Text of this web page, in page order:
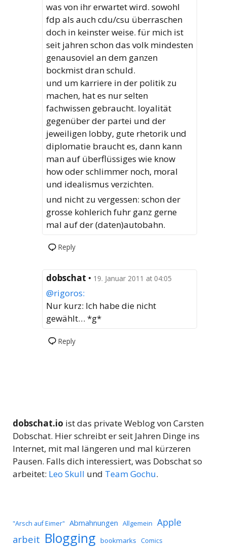
was von ihr erwartet wird. sowohl
fdp als auch cdu/csu überraschen
doch in keinster weise. für mich ist
seit jahren schon das volk mindesten
genausoviel an dem ganzen
bockmist dran schuld.
und um karriere in der politik zu
machen, hat es nur selten
fachwissen gebraucht. loyalität
gegenüber der partei und der
jeweiligen lobby, gute rhetorik und
diplomatie braucht es, dann kann
man auf überflüssiges wie know
how oder schlimmer noch, moral
und idealismus verzichten.
und nicht zu vergessen: schon der
grosse kohlerich fuhr ganz gerne
mal auf der (daten)autobahn.
Reply
dobschat • 19. Januar 2011 at 04:05
@rigoros:
Nur kurz: Ich habe die nicht
gewählt… *g*
Reply
dobschat.io ist das private Weblog von Carsten
Dobschat. Hier schreibt er seit Jahren Dinge ins
Internet, mit mal längeren und mal kürzeren
Pausen. Falls dich interessiert, was Dobschat so
arbeitet: Leo Skull und Team Gochu.
"Arsch auf Eimer" Abmahnungen Allgemein Apple
arbeit Blogging bookmarks Comics